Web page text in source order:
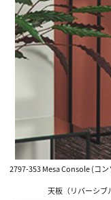
2797-353 Mesa Console (コ
天板（リバーシブ